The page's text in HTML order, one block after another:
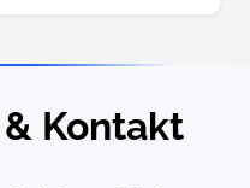
Kontakt